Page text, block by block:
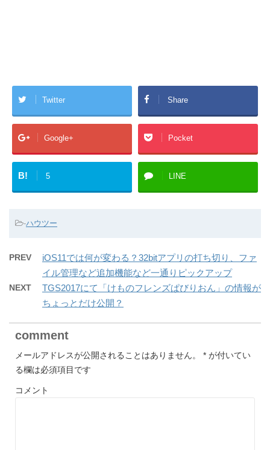
Twitter Share
Google+ Pocket
B! 5 LINE
-ハウツー
PREV
iOS11では何が変わる？32bitアプリの打ち切り、ファ
イル管理など追加機能など一通りピックアップ
NEXT
TGS2017にて「けものフレンズぱびりおん」の情報が
ちょっとだけ公開？
comment
メールアドレスが公開されることはありません。 * が付いてい
る欄は必須項目です
コメント